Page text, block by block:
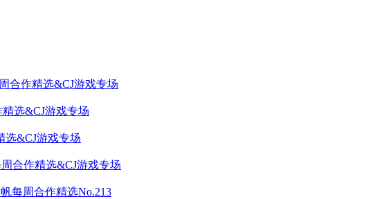
合作精选&CJ游戏专场
选&CJ游戏专场
选&CJ游戏专场
合作精选&CJ游戏专场
每周合作精选No.213